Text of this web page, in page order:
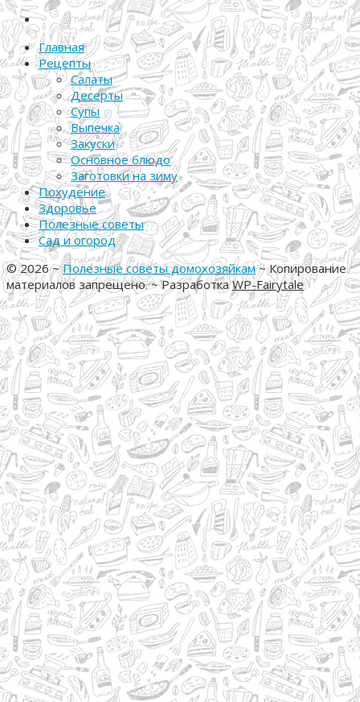
Главная
Рецепты
Салаты
Десерты
Супы
Выпечка
Закуски
Основное блюдо
Заготовки на зиму
Похудение
Здоровье
Полезные советы
Сад и огород
©2026~Полезные советы домохозяйкам~ Копирование
материалов запрещено. ~ РазработкаWP-Fairytale